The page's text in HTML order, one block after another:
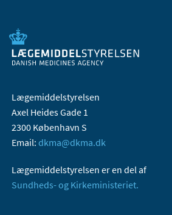
Lægemiddelstyrelsen
Axel Heides Gade 1
2300 København S
Email: dkma@dkma.dk
Lægemiddelstyrelsen er en del af
Sundheds- og Kirkeministeriet.